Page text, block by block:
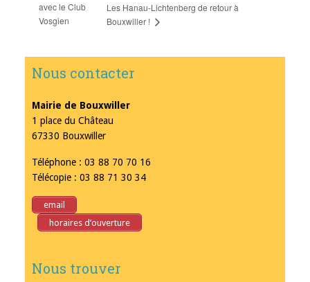
avec le Club
Vosgien
Les Hanau-Lichtenberg de retour à
Bouxwiller !
Nous contacter
Mairie de Bouxwiller
1 place du Château
67330 Bouxwiller
Téléphone : 03 88 70 70 16
Télécopie : 03 88 71 30 34
email
horaires d’ouverture
Nous trouver